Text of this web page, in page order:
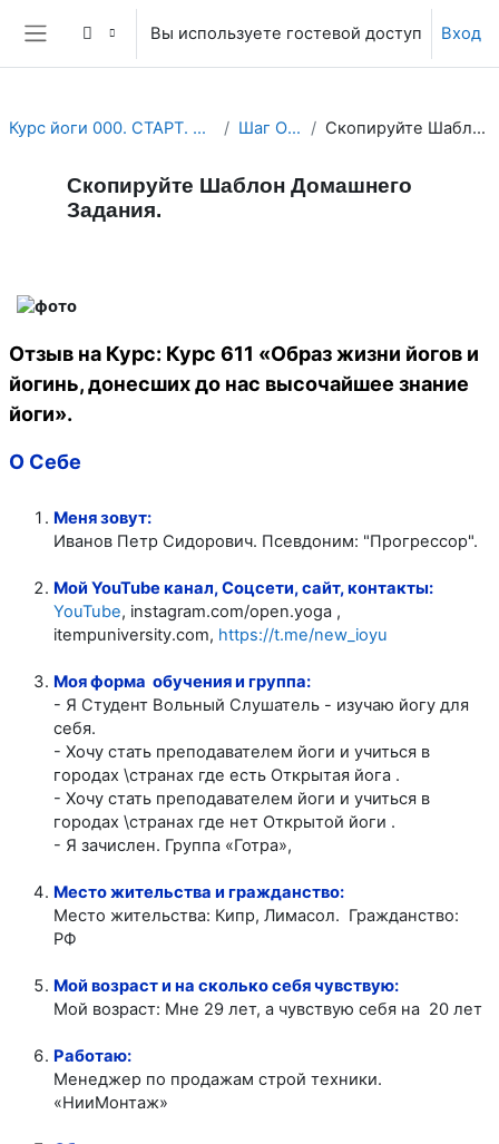
Перейти к основному содержанию
Боковая панель
Вы используете гостевой доступ Вход
Курс йоги 000. СТАРТ. Как учиться на йога курсах? Шаг Объявления. Скопируйте Шаблон Домашнего Задания.
Скопируйте Шаблон Домашнего
Задания.
Отзыв на Курс: Курс 611 «Образ жизни йогов и
йогинь, донесших до нас высочайшее знание
йоги».
О Себе
Меня зовут:
Иванов Петр Сидорович. Псевдоним: "Прогрессор".
Мой YouTube канал, Соцсети, сайт, контакты:
YouTube, instagram.com/open.yoga ,
itempuniversity.com, https://t.me/new_ioyu
Моя форма обучения и группа:
- Я Студент Вольный Слушатель - изучаю йогу для
себя.
- Хочу стать преподавателем йоги и учиться в
городах \странах где есть Открытая йога .
- Хочу стать преподавателем йоги и учиться в
городах \странах где нет Открытой йоги .
- Я зачислен. Группа «Готра»,
Место жительства и гражданство:
Место жительства: Кипр, Лимасол. Гражданство:
РФ
Мой возраст и на сколько себя чувствую:
Мой возраст: Мне 29 лет, а чувствую себя на 20 лет
Работаю:
Менеджер по продажам строй техники.
«НииМонтаж»